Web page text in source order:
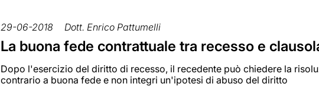
29-06-2018 Dott. Enrico Pattumelli
La buona fede contrattuale tra recesso e
Dopo l'esercizio del diritto di recesso, il recedente può chiedere la
contrario a buona fede e non integri un'ipotesi di abuso del diritto